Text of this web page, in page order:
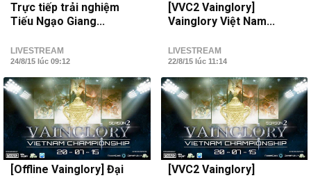
Trực tiếp trải nghiệm
Tiếu Ngạo Giang...
LIVESTREAM
24/8/15 lúc 09:12
[VVC2 Vainglory]
Vainglory Việt Nam...
LIVESTREAM
22/8/15 lúc 11:14
[Offline Vainglory] Đại
[VVC2 Vainglory]